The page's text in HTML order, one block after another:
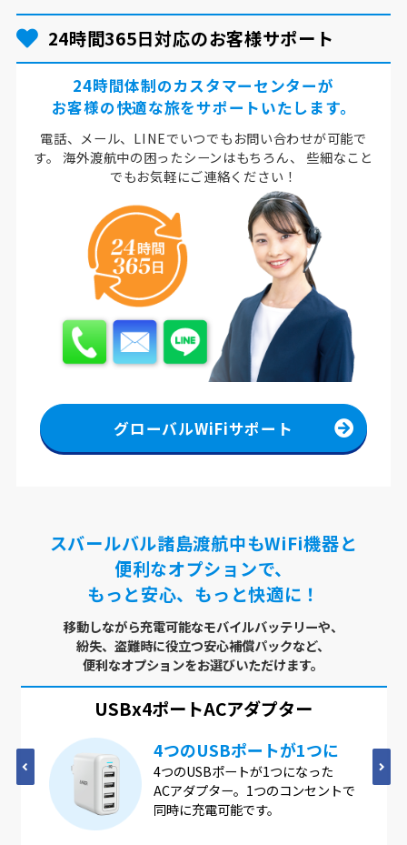
24時間365日対応のお客様サポート
24時間体制のカスタマーセンターが
お客様の快適な旅をサポートいたします。
電話、メール、LINEでいつでもお問い合わせが可能で
す。
海外渡航中の困ったシーンはもちろん、
些細なこと
でもお気軽にご連絡ください！
グローバルWiFiサポート
スバールバル諸島渡航中もWiFi機器と
便利なオプションで、
もっと安心、もっと快適に！
移動しながら充電可能なモバイルバッテリーや、
紛失、盗難時に役立つ安心補償パックなど、
便利なオプションをお選びいただけます。
USBx4ポートACアダプター
4つのUSBポートが1つに
4つのUSBポートが1つになった
ACアダプター。1つのコンセントで
同時に充電可能です。